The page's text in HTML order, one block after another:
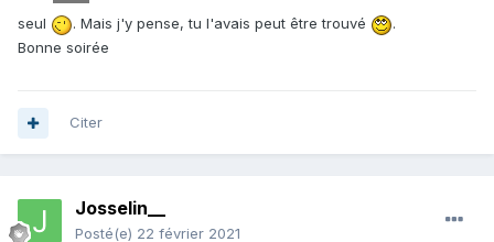
seul . Mais j'y pense, tu l'avais peut être trouvé
.
Bonne soirée
Citer
Josselin__
Posté(e) 22 février 2021